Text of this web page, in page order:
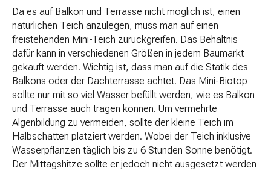
Da es auf Balkon und Terrasse nicht möglich ist, einen
natürlichen Teich anzulegen, muss man auf einen
freistehenden Mini-Teich zurückgreifen. Das Behältnis
dafür kann in verschiedenen Größen in jedem Baumarkt
gekauft werden. Wichtig ist, dass man auf die Statik des
Balkons oder der Dachterrasse achtet. Das Mini-Biotop
sollte nur mit so viel Wasser befüllt werden, wie es Balkon
und Terrasse auch tragen können. Um vermehrte
Algenbildung zu vermeiden, sollte der kleine Teich im
Halbschatten platziert werden. Wobei der Teich inklusive
Wasserpflanzen täglich bis zu 6 Stunden Sonne benötigt.
Der Mittagshitze sollte er jedoch nicht ausgesetzt werden